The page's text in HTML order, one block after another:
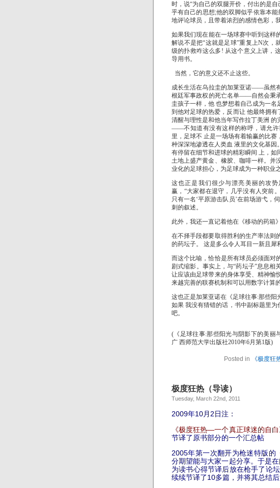
时，说“为自己的双腿开价，付出的是自
乎有自己的思想;他的双脚似乎依靠本
地评论球员，且带着浓烈的感情色彩，
如果我们现在能在一场球赛中听到这
解说不是把“这就是足球”重复上N次
级的扑救咋这么多! 从这个意义上讲，
导用书。
当然，它的意义还不止这些。
成长生活在乌拉圭的加莱亚诺——虽然
根廷军事政权的死亡名单——自然会秉
圭孩子一样，他 也梦想着自己成为一
到他对足球的热爱，反而让 他最终拥
清醒与理性是和他当年写作拉丁美洲
——不知道有没有这样的称呼，请允
里，足球不 止是一场场有着输赢的比
种深深地渗透在人类血 液里的文化基
有停留在细节和进球的精彩瞬间 上，
土地上盛产黄金、橡胶、咖啡一样。并
业化的足球担心，为足球成为一种职业
这也正是我们很少与漂亮美丽的攻
赢，“大家都在退守，几乎没有人突前
只有一名‘平原游击队员’在前场游弋
刺的叙述。
此外，我还一直记着他在《移动的药箱
在不择手段都要取得胜利的生产率法则
的药坛子。 这是多么令人耳目一新且犀
而这个比喻，恰恰是所有球员必须面对
剧式缩影。事实上，与“药坛子”息息
让应该由足球带来的身体享受、精神愉
来越完善的联赛机制和可以用数字计算
这也正是加莱亚诺在《足球往事:那些阳
如果 我没有猜错的话，书中副标题里
吧。
(《足球往事:那些阳光与阴影下的美丽
广 西师范大学出版社2010年6月第1版)
Posted in 《极度狂
极度狂热（导读）
Tuesday, March 22nd, 2011
2009年10月2日注：
《极度狂热—一个真正球迷的自白
节译了原书部分的一个汇总帖
2005年第一次翻开为枪迷特版的
分期望能与大家一起分享。于是
为读书心得节译后放在枪手了论
续续节译了10多篇，并将其总结后